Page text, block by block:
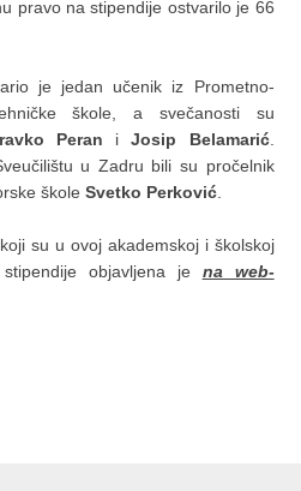
pravo na stipendije ostvarilo je 66
je jedan učenik iz Prometno-
škole, a svečanosti su
Peran iJosip Belamarić.
u Zadru bili su pročelnik
školeSvetko Perković.
su u ovoj akademskoj i školskoj
objavljena je na web-